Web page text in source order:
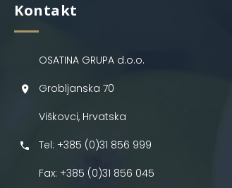
Kontakt
OSATINA GRUPA d.o.o.
Grobljanska 70
Viškovci, Hrvatska
Tel: +385 (0)31 856 999
Fax: +385 (0)31 856 045